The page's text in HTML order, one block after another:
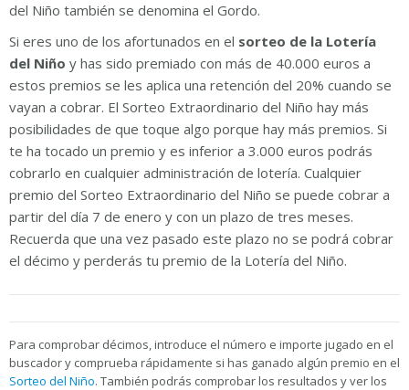
del Niño también se denomina el Gordo.
Si eres uno de los afortunados en el sorteo de la Lotería
del Niño y has sido premiado con más de 40.000 euros a
estos premios se les aplica una retención del 20% cuando se
vayan a cobrar. El Sorteo Extraordinario del Niño hay más
posibilidades de que toque algo porque hay más premios. Si
te ha tocado un premio y es inferior a 3.000 euros podrás
cobrarlo en cualquier administración de lotería. Cualquier
premio del Sorteo Extraordinario del Niño se puede cobrar a
partir del día 7 de enero y con un plazo de tres meses.
Recuerda que una vez pasado este plazo no se podrá cobrar
el décimo y perderás tu premio de la Lotería del Niño.
Para comprobar décimos, introduce el número e importe jugado en el
buscador y comprueba rápidamente si has ganado algún premio en el
Sorteo del Niño. También podrás comprobar los resultados y ver los